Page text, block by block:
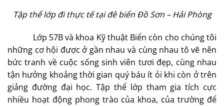
Tập thểlớp đi thực tếtại đê biển ĐồSơn – Hải Phòng
Lớp 57B và khoa Kỹ thuật Biển còn cho chúng tôi
những cơ hội được ở gần nhau và cùng nhau tô vẽ nên
bức tranh về cuộc sống sinh viên tươi đẹp, cùng nhau
tận hưởng khoảng thời gian quý báu ít ỏi khi còn ở trên
giảng đường đại học. Tập thể lớp tham gia tích cực
nhiều hoạt động phong trào của khoa, của trường để